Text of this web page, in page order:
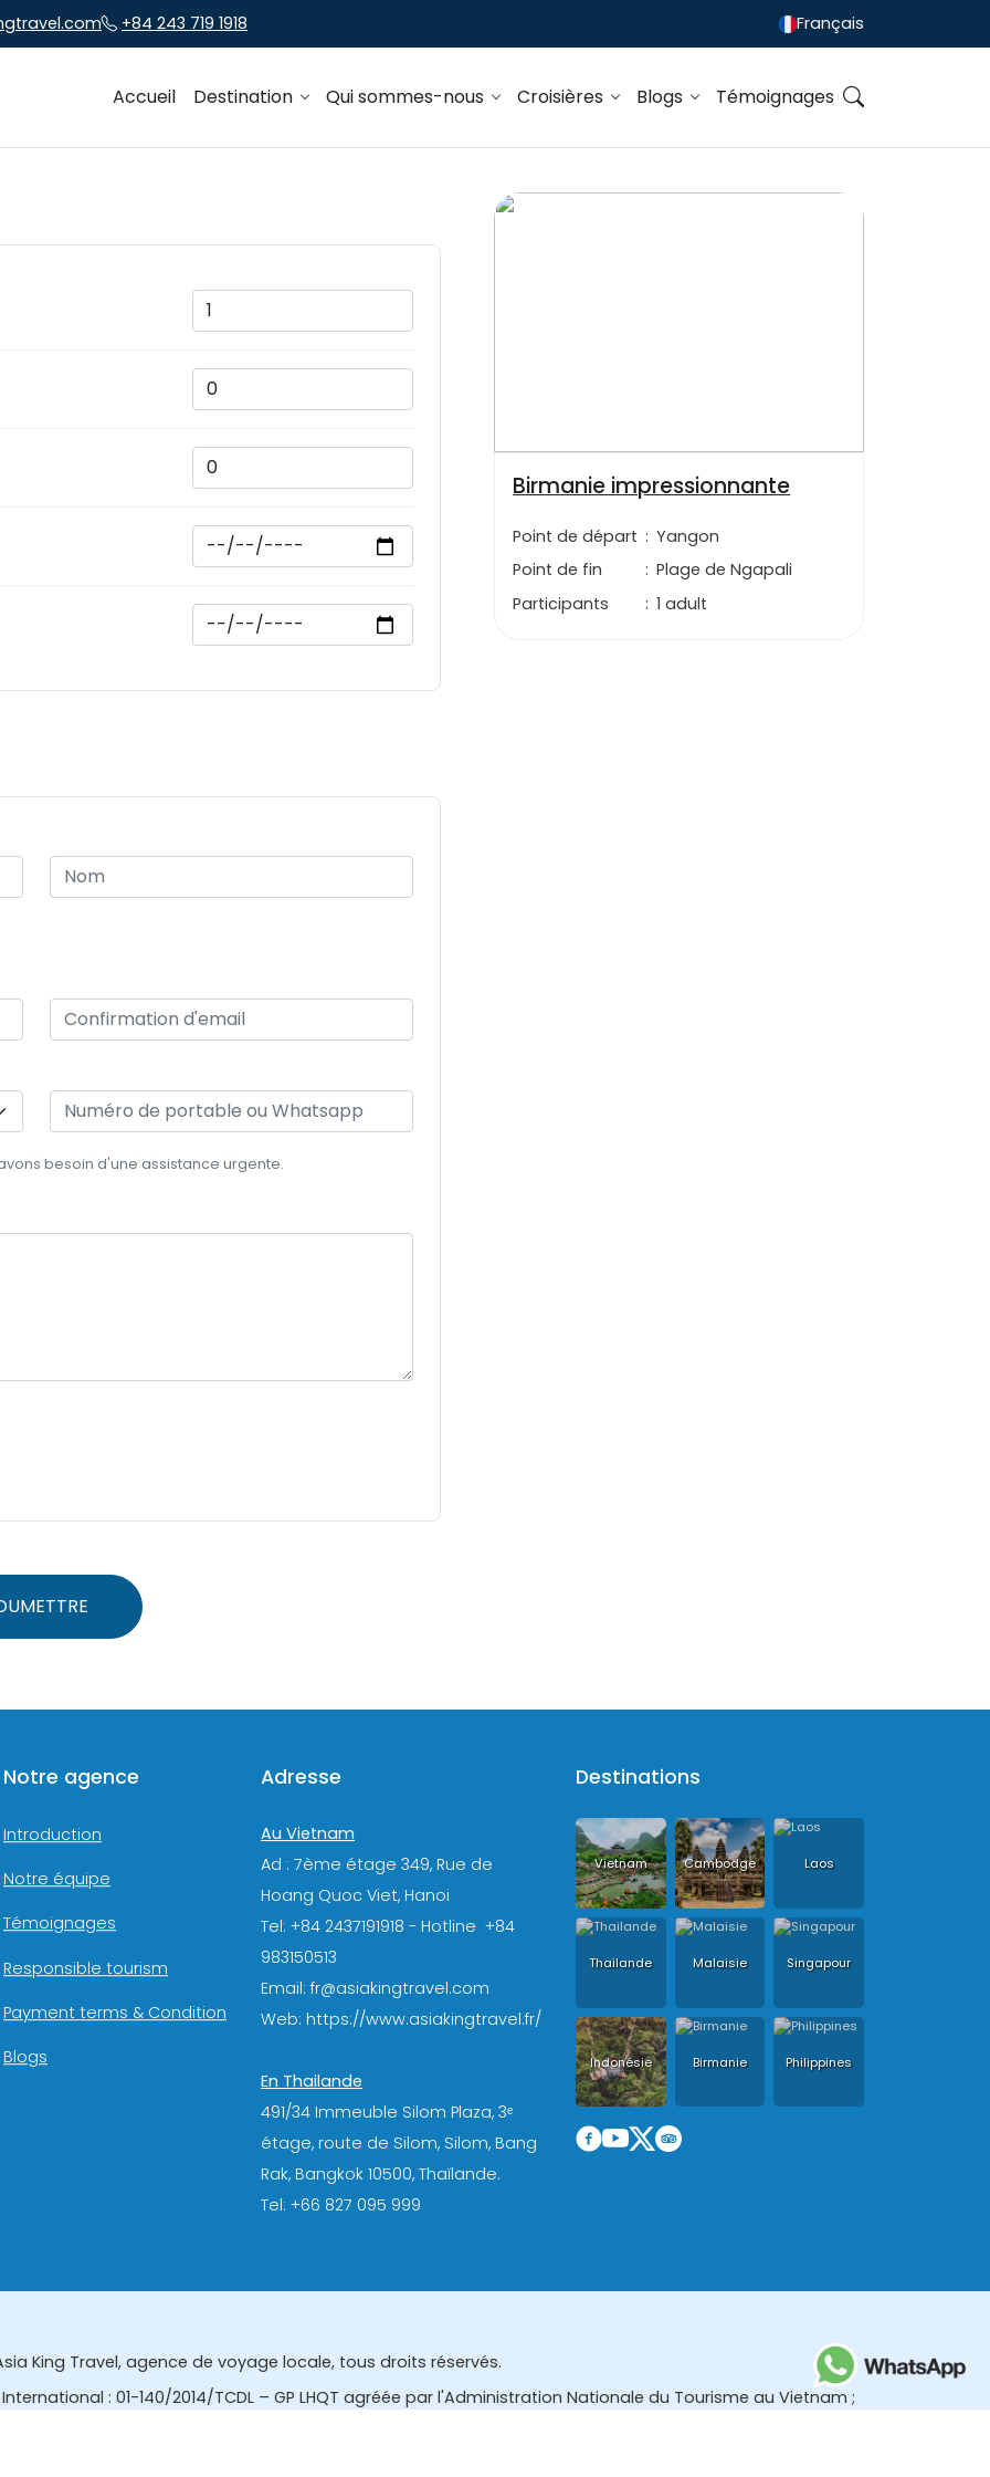
+84 243 719 1918 Français
Accueil Destination Qui sommes-nous Croisières Blogs Témoignages
besoin d'une assistance urgente.
Birmanie impressionnante
Point de départ : Yangon
Point de fin
: Plage de Ngapali
Participants
: 1 adult
Notre agence
Introduction
Notre équipe
Témoignages
Responsible tourism
Payment terms & Condition
Blogs
Adresse
Au Vietnam
Ad : 7ème étage 349, Rue de
Hoang Quoc Viet, Hanoi
Tel: +84 2437191918 - Hotline +84
983150513
Email: fr@asiakingtravel.com
Web: https://www.asiakingtravel.fr/
En Thailande
491/34 Immeuble Silom Plaza, 3ᵉ
étage, route de Silom, Silom, Bang
Rak, Bangkok 10500, Thaïlande.
Tel: +66 827 095 999
Destinations
Vietnam Cambodge Laos
Thailande Malaisie Singapour
Indonésie Birmanie Philippines
King Travel, agence de voyage locale, tous droits réservés.
: 01-140/2014/TCDL – GP LHQT agréée par l'Administration Nationale du Tourisme au Vietnam ;